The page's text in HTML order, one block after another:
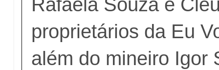
Rafaela Souza e
proprietários da Eu
além do mineiro Igor